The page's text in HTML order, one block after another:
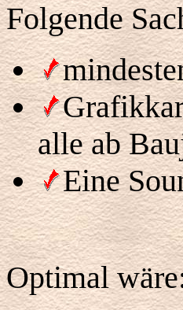
Folgende
alle ab
Eine
Optimal